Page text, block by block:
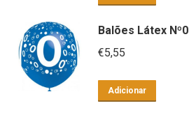
Balões Látex Nº0
€5,55
Adicionar